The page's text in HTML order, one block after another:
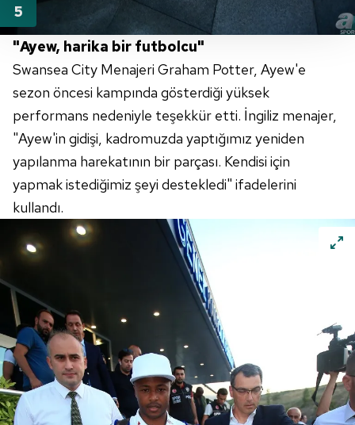
Her halükârda, kullanıcılar, bu çerezlere izin vermedikleri
takdirde, kullanıcılara hedefli reklamlar
gösterilmeyecektir."
Sizlere daha iyi bir hizmet sunabilmek için İnternet
Sitemizde kendimize ve üçüncü kişilere ait çerezler
kullanılmaktadır. Bu çerezler vasıtasıyla çeşitli kişisel
verileriniz işlenmekte olup gerekli olan çerezler bilgi
toplumu hizmetlerinin sunulması amacıyla
kullanılmaktadır. Diğer çerezler, sitemizin daha işlevsel
kılınması ve kişiselleştirilmesi ve sizlere yönelik
reklam/pazarlama faaliyetlerinin yapılması, amaçlarıyla
sınırlı olarak açık rızanız dahilinde kullanılacaktır.
Çerezlere ilişkin tercihlerinizi aşağıda yer alan panel
vasıtasıyla belirleyebilirsiniz. Çerezlere ilişkin detaylı bilgi
için Ayarlar butonuna tıklayabilir,
Çerez Bilgilendirme
Metnimiziziyaret edebilirsiniz.
6698 sayılı Kişisel Verilerin Korunması Kanunu uyarınca
hazırlanmış Aydınlatma Metnimizi okumak ve sitemizde
"Ayew, harika bir futbolcu"
Swansea City Menajeri Graham Potter, Ayew'e
sezon öncesi kampında gösterdiği yüksek
performans nedeniyle teşekkür etti. İngiliz menajer,
"Ayew'in gidişi, kadromuzda yaptığımız yeniden
yapılanma harekatının bir parçası. Kendisi için
yapmak istediğimiz şeyi destekledi" ifadelerini
kullandı.